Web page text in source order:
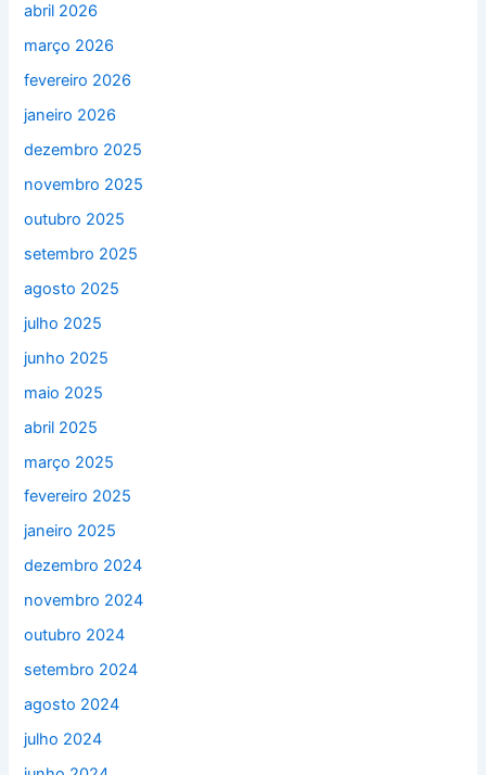
abril 2026
março 2026
fevereiro 2026
janeiro 2026
dezembro 2025
novembro 2025
outubro 2025
setembro 2025
agosto 2025
julho 2025
junho 2025
maio 2025
abril 2025
março 2025
fevereiro 2025
janeiro 2025
dezembro 2024
novembro 2024
outubro 2024
setembro 2024
agosto 2024
julho 2024